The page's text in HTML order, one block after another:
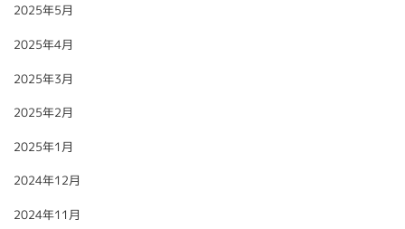
2025年5月
2025年4月
2025年3月
2025年2月
2025年1月
2024年12月
2024年11月